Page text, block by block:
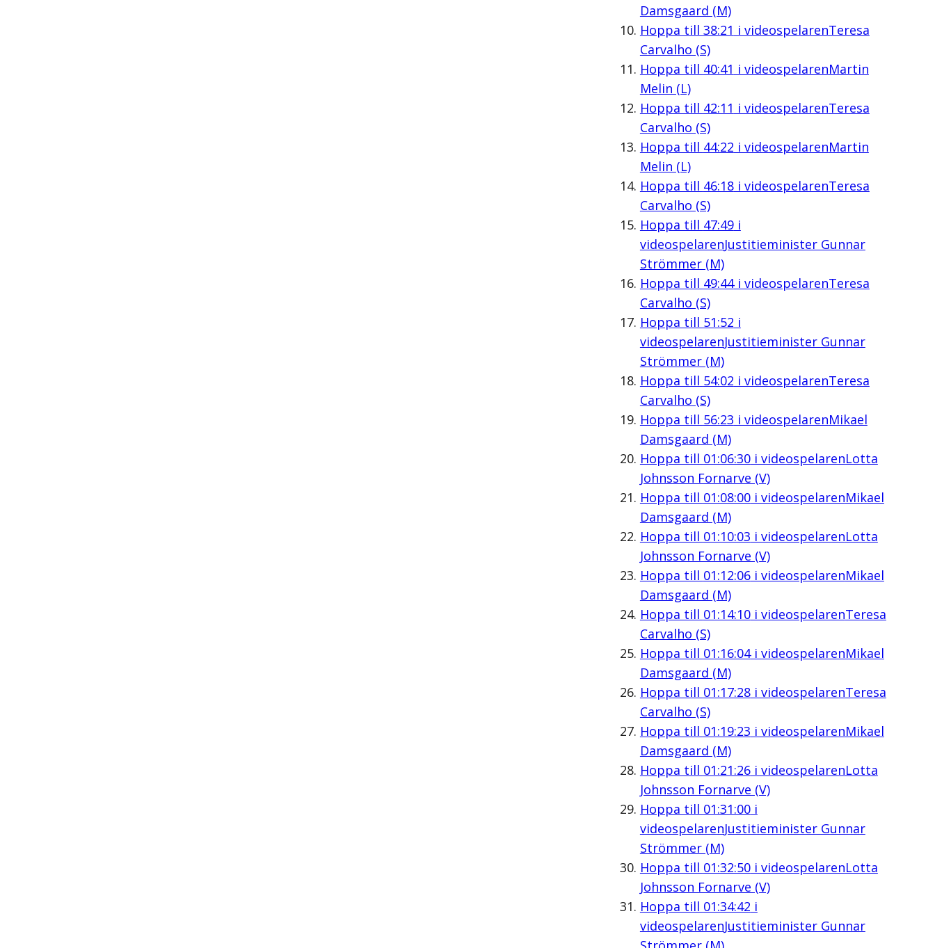
Damsgaard (M)
Hoppa till 38:21 i videospelarenTeresa
Carvalho (S)
Hoppa till 40:41 i videospelarenMartin
Melin (L)
Hoppa till 42:11 i videospelarenTeresa
Carvalho (S)
Hoppa till 44:22 i videospelarenMartin
Melin (L)
Hoppa till 46:18i videospelarenTeresa
Carvalho (S)
Hoppa till 47:49i
videospelarenJustitieminister Gunnar
Strömmer (M)
Hoppa till 49:44i videospelarenTeresa
Carvalho (S)
Hoppa till 51:52 i
videospelarenJustitieminister Gunnar
Strömmer (M)
Hoppa till 54:02 i videospelarenTeresa
Carvalho (S)
Hoppa till 56:23 i videospelarenMikael
Damsgaard (M)
Hoppa till 01:06:30i videospelarenLotta
Johnsson Fornarve (V)
Hoppa till 01:08:00i videospelarenMikael
Damsgaard (M)
Hoppa till 01:10:03 i videospelarenLotta
Johnsson Fornarve (V)
Hoppa till 01:12:06i videospelarenMikael
Damsgaard (M)
Hoppa till 01:14:10i videospelarenTeresa
Carvalho (S)
Hoppa till 01:16:04i videospelarenMikael
Damsgaard (M)
Hoppa till 01:17:28i videospelarenTeresa
Carvalho (S)
Hoppa till 01:19:23 i videospelarenMikael
Damsgaard (M)
Hoppa till 01:21:26i videospelarenLotta
Johnsson Fornarve (V)
Hoppa till 01:31:00i
videospelarenJustitieminister Gunnar
Strömmer (M)
Hoppa till 01:32:50i videospelarenLotta
Johnsson Fornarve (V)
Hoppa till 01:34:42 i
videospelarenJustitieminister Gunnar